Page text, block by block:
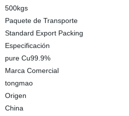
500kgs
Paquete de Transporte
Standard Export Packing
Especificación
pure Cu99.9%
Marca Comercial
tongmao
Origen
China